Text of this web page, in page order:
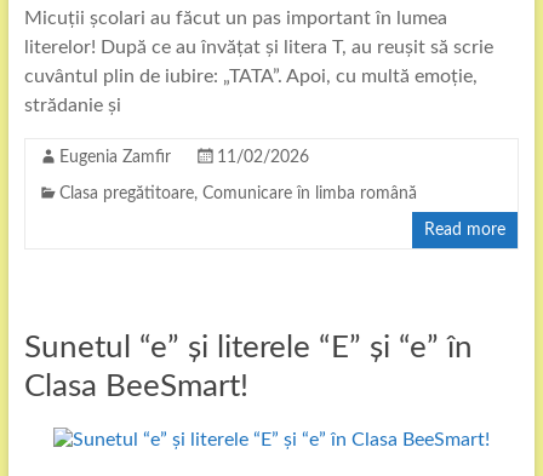
Micuții școlari au făcut un pas important în lumea
literelor! După ce au învățat și litera T, au reușit să scrie
cuvântul plin de iubire: „TATA”. Apoi, cu multă emoție,
strădanie și
Eugenia Zamfir 11/02/2026
Clasa pregătitoare, Comunicare în limba română
Read more
Sunetul “e” și literele “E” și “e” în
Clasa BeeSmart!